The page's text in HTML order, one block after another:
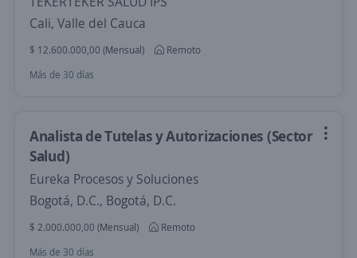
Cali, Valle del Cauca
$ 12.600.000,00 (Mensual)
Remoto
Más de 30 días
Analista de Tutelas y Autorizaciones (Sector
Salud)
Eureka Procesos y Soluciones
Bogotá, D.C., Bogotá, D.C.
$ 2.000.000,00 (Mensual)
Remoto
Más de 30 días